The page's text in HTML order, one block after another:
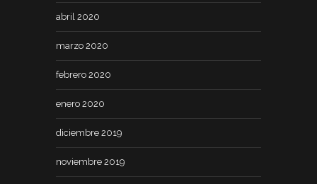
abril 2020
marzo 2020
febrero 2020
enero 2020
diciembre 2019
noviembre 2019